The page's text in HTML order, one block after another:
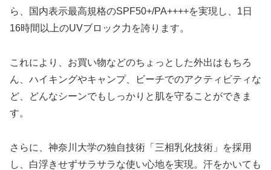
ら、国内表示最高規格のSPF50+/PA++++を実現し、1日
16時間以上のUVブロック力を誇ります。
これにより、お買い物などのちょっとした外出はもちろ
ん、ハイキングやキャンプ、ビーチでのアクティビティな
ど、どんなシーンでもしっかりと肌を守ることができま
す。
さらに、神奈川大学の独自技術「三相乳化技術」を採用
し、白浮きせずサラサラな使い心地を実現。汗をかいても